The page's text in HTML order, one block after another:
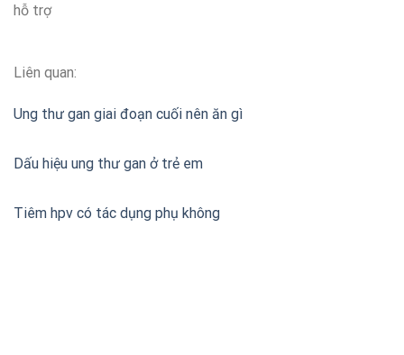
hỗ trợ
Liên quan:
Ung thư gan giai đoạn cuối nên ăn gì
Dấu hiệu ung thư gan ở trẻ em
Tiêm hpv có tác dụng phụ không